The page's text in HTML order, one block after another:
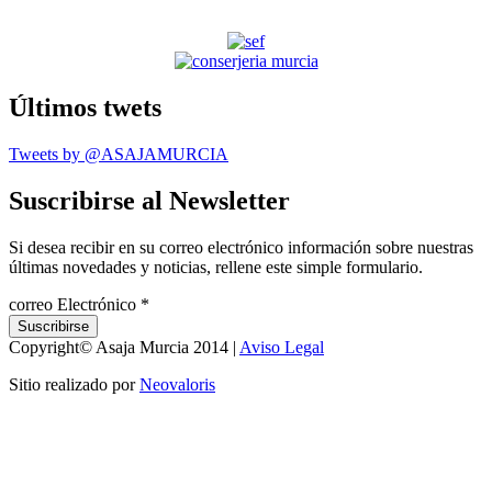
Últimos twets
Tweets by @ASAJAMURCIA
Suscribirse al Newsletter
Si desea recibir en su correo electrónico información sobre nuestras
últimas novedades y noticias, rellene este simple formulario.
correo Electrónico *
Copyright© Asaja Murcia 2014 | Aviso Legal
Sitio realizado porNeovaloris